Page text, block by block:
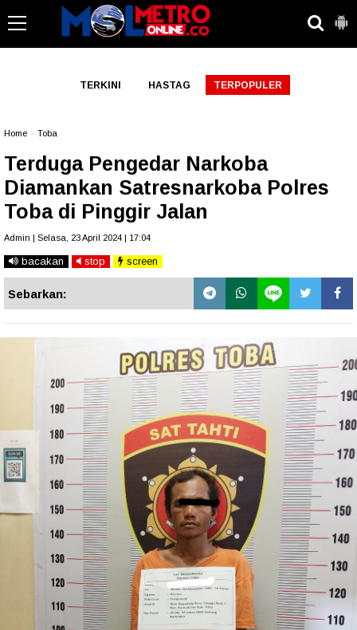
TERKINI HASTAG TERPOPULER
Home Toba
Terduga Pengedar Narkoba
Diamankan Satresnarkoba Polres
Toba di Pinggir Jalan
Admin | Selasa, 23 April 2024 | 17:04
bacakan stop screen
Sebarkan: